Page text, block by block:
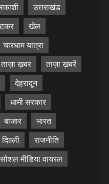
उत्तराखंड
खेल
चारधाम यात्रा
ताज़ा ख़बर
ताज़ा ख़बरें
देहरादून
धामी सरकार
बाजार
भारत
राजनीति
सोशल मीडिया वायरल